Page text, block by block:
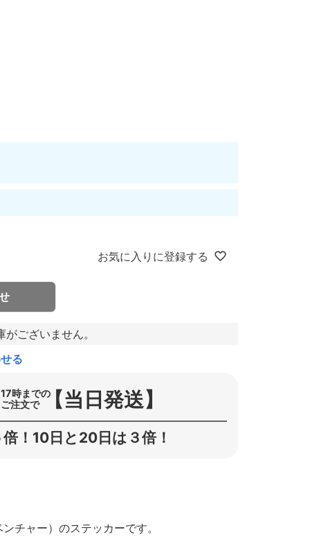
お気に入りに登録する
ございません。
る
17時までの
ご注文で 【当日発送】
！10日と20日は３倍！
チャー）のステッカーです。